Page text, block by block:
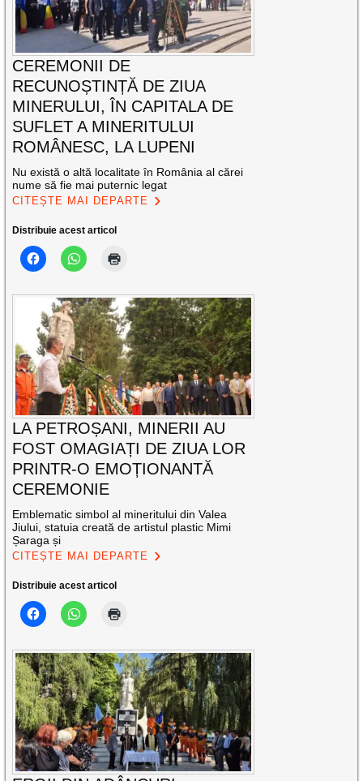
CEREMONII DE
RECUNOȘTINȚĂ DE ZIUA
MINERULUI, ÎN CAPITALA DE
SUFLET A MINERITULUI
ROMÂNESC, LA LUPENI
Nu există o altă localitate în România al cărei
nume să fie mai puternic legat
CITEȘTE MAI DEPARTE
Distribuie acest articol
LA PETROȘANI, MINERII AU
FOST OMAGIAȚI DE ZIUA LOR
PRINTR-O EMOȚIONANTĂ
CEREMONIE
Emblematic simbol al mineritului din Valea
Jiului, statuia creată de artistul plastic Mimi
Șaraga și
CITEȘTE MAI DEPARTE
Distribuie acest articol